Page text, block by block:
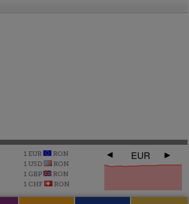
1 EUR
RON
1 USD
RON
1 GBP
RON
1 CHF
RON
EUR